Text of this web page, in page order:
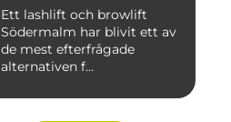
Ett lashlift och browlift
Södermalm har blivit ett av
de mest efterfrågade
alternativen f...